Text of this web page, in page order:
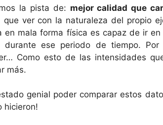
la pista de: mejor calidad que
que ver con la naturaleza del propio
en mala forma física es capaz de ir
durante ese periodo de tiempo.
Como esto de las intensidades
más.
genial poder comparar estos
hicieron!